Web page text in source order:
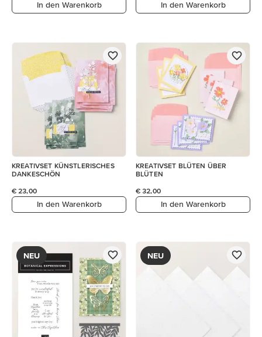
In den Warenkorb In den Warenkorb
KREATIVSET KÜNSTLERISCHES
DANKESCHÖN
€ 23,00
In den Warenkorb
KREATIVSET BLÜTEN ÜBER
BLÜTEN
€ 32,00
In den Warenkorb
NEU NEU